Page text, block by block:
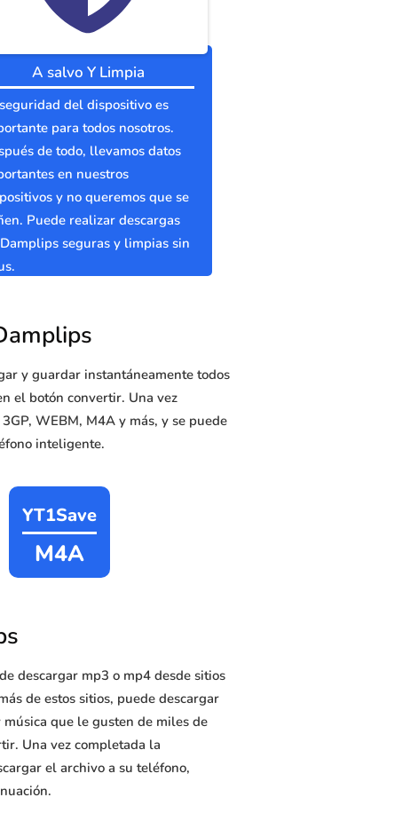
A salvo Y Limpia
del dispositivo es
para todos nosotros.
de todo, llevamos datos
en nuestros
y no queremos que se
Puede realizar descargas
seguras y limpias sin
y guardar instantáneamente todos
el botón convertir. Una vez
WEBM, M4A y más, y se puede
inteligente.
YT1Save
M4A
descargar mp3 o mp4 desde sitios
de estos sitios, puede descargar
que le gusten de miles de
Una vez completada la
el archivo a su teléfono,